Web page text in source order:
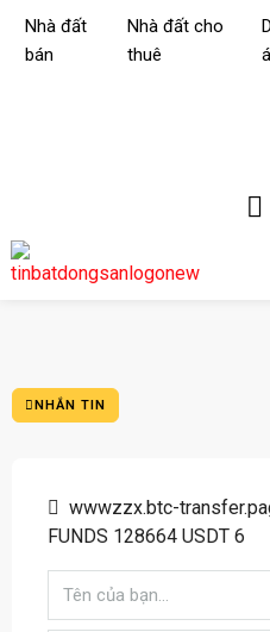
Nhà đất
bán
Nhà đất cho
thuê
NHẮN TIN
wwwzzx.btc-
FUNDS 128664 USDT 6